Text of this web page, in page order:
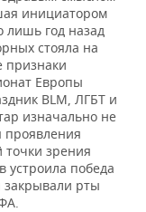
инициатором
лишь год назад
стояла на
признаки
Европы
BLM, ЛГБТ и
изначально не
проявления
точки зрения
устроила победа
рты